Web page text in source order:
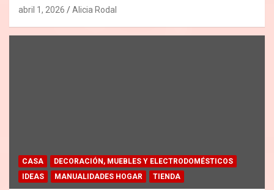
abril 1, 2026 Alicia Rodal
CASA
DECORACIÓN, MUEBLES Y ELECTRODOMÉSTICOS
IDEAS
MANUALIDADES HOGAR TIENDA